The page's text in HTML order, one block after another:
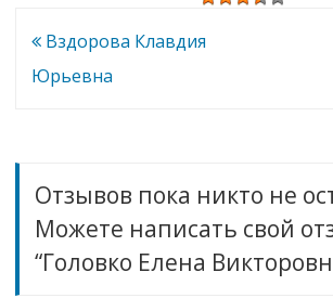
Навигация
по
Вздорова Клавдия
Юрьевна
Отзывов пока никто не
Можете написать свой
“Головко Елена